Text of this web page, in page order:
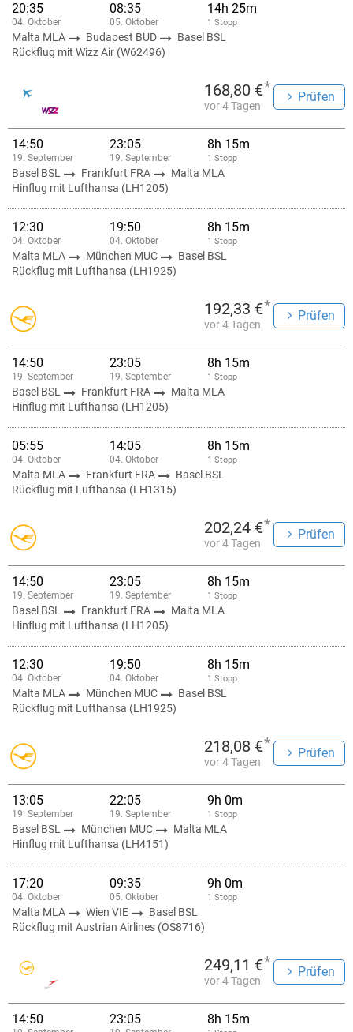
20:35
04. Oktober
08:35
05. Oktober
14h 25m
1 Stopp
Malta MLA Budapest BUD
Basel BSL
Rückflug mit Wizz Air (W62496)
168,80 €*
vor 4 Tagen
Prüfen
14:50
19. September
23:05
19. September
8h 15m
1 Stopp
Basel BSL Frankfurt FRA
Malta MLA
Hinflug mit Lufthansa (LH1205)
12:30
04. Oktober
19:50
04. Oktober
8h 15m
1 Stopp
Malta MLA München MUC
Basel BSL
Rückflug mit Lufthansa (LH1925)
192,33 €*
vor 4 Tagen
Prüfen
14:50
19. September
23:05
19. September
8h 15m
1 Stopp
Basel BSL Frankfurt FRA
Malta MLA
Hinflug mit Lufthansa (LH1205)
05:55
04. Oktober
14:05
04. Oktober
8h 15m
1 Stopp
Malta MLA Frankfurt FRA
Basel BSL
Rückflug mit Lufthansa (LH1315)
202,24 €*
vor 4 Tagen
Prüfen
14:50
19. September
23:05
19. September
8h 15m
1 Stopp
Basel BSL Frankfurt FRA
Malta MLA
Hinflug mit Lufthansa (LH1205)
12:30
04. Oktober
19:50
04. Oktober
8h 15m
1 Stopp
Malta MLA München MUC
Basel BSL
Rückflug mit Lufthansa (LH1925)
218,08 €*
vor 4 Tagen
Prüfen
13:05
19. September
22:05
19. September
9h 0m
1 Stopp
Basel BSL München MUC
Malta MLA
Hinflug mit Lufthansa (LH4151)
17:20
04. Oktober
09:35
05. Oktober
9h 0m
1 Stopp
Malta MLA Wien VIE
Basel BSL
Rückflug mit Austrian Airlines (OS8716)
249,11 €*
vor 4 Tagen
Prüfen
14:50 23:05 8h 15m